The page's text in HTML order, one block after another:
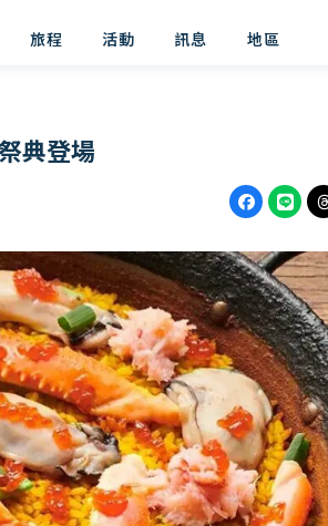
旅程 活動 訊息 地區
典登場